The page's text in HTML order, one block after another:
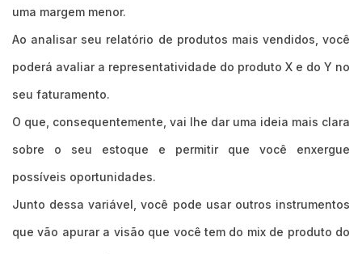
uma margem menor.
Ao analisar seu relatório de produtos mais vendidos, você
poderá avaliar a representatividade do produto X e do Y no
seu faturamento.
O que, consequentemente, vai lhe dar uma ideia mais clara
sobre o seu estoque e permitir que você enxergue
possíveis oportunidades.
Junto dessa variável, você pode usar outros instrumentos
que vão apurar a visão que você tem do mix de produto do